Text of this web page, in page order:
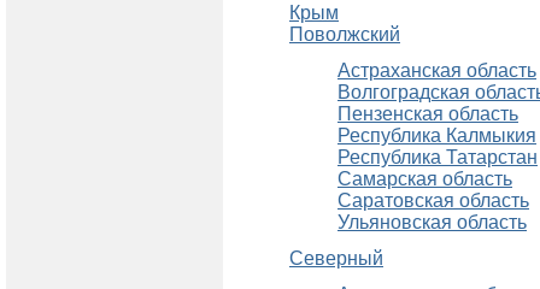
Крым
Поволжский
Астраханская область
Волгоградская
Пензенская область
Республика Калмыкия
Республика Татарстан
Самарская область
Саратовская область
Ульяновская область
Северный